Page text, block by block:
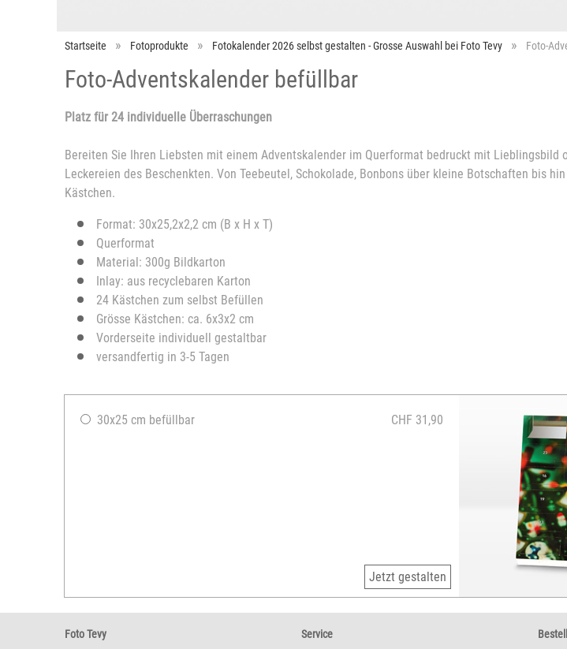
Startseite Fotoprodukte Fotokalender 2026 selbst gestalten - Grosse Auswahl bei Foto Tevy Foto-
Foto-Adventskalender befüllbar
Platz für 24 individuelle Überraschungen
Bereiten Sie Ihren Liebsten mit einem Adventskalender im Querformat bedruckt mit
Leckereien des Beschenkten. Von Teebeutel, Schokolade, Bonbons über kleine Botschaften bis
Kästchen.
Format: 30x25,2x2,2 cm (B x H x T)
Querformat
Material: 300g Bildkarton
Inlay: aus recyclebaren Karton
24 Kästchen zum selbst Befüllen
Grösse Kästchen: ca. 6x3x2 cm
Vorderseite individuell gestaltbar
versandfertig in 3-5 Tagen
30x25 cm befüllbar CHF 31,90
Jetzt gestalten
Foto Tevy Service